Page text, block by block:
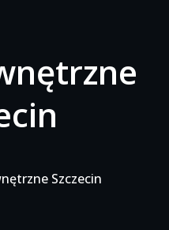
Szczecin